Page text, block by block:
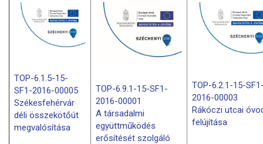
TOP-6.1.5-15-
SF1-2016-00005
Székesfehérvár
déli összekötőút
megvalósítása
TOP-6.9.1-15-SF1-
2016-00001
A társadalmi
együttműködés
erősítését szolgáló
TOP-6.2.1-15-
2016-00003
Rákóczi utcai
felújítása